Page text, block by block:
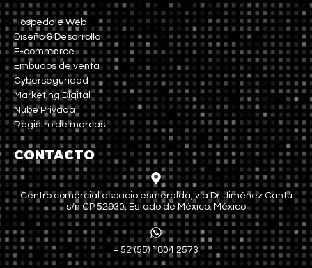
Hospedaje Web
Diseño & Desarrollo
E-commerce
Embudos de venta
Cyberseguridad
Marketing Digital
Nube Privada
Registro de marcas
CONTACTO
Centro comercial espacio esmeralda, vía Dr. Jiménez Cantú
s/n CP 52930, Estado de México. México
+ 52 (55) 1804 2573